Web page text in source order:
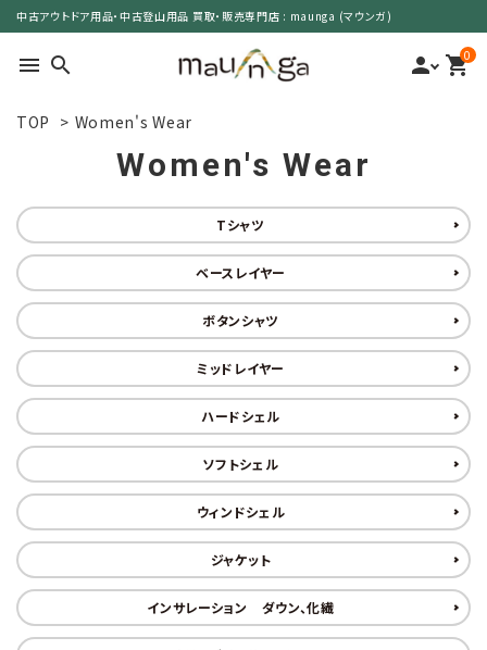
中古アウトドア用品・中古登山用品 買取・販売専門店 : maunga (マウンガ)
menu search person 0
shopping_cart
カテゴリーで選ぶ
サイズで選ぶ
価格で選ぶ
買取案内
レンタル・修理
店舗情報
POLICY
TOP > Women's Wear
Women's Wear
Tシャツ
ベースレイヤー
ボタンシャツ
ミッドレイヤー
ハードシェル
ソフトシェル
ウィンドシェル
ジャケット
インサレーション ダウン、化繊